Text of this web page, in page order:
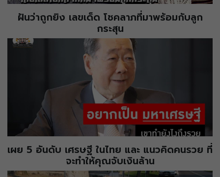
ฝันว่าถูกยิง เลขเด็ด โชคลาภที่มาพร้อมกับลูก
กระสุน
เผย 5 อันดับ เศรษฐี ในไทย และ แนวคิดคนรวย ที่
จะทำให้คุณจับเงินล้าน